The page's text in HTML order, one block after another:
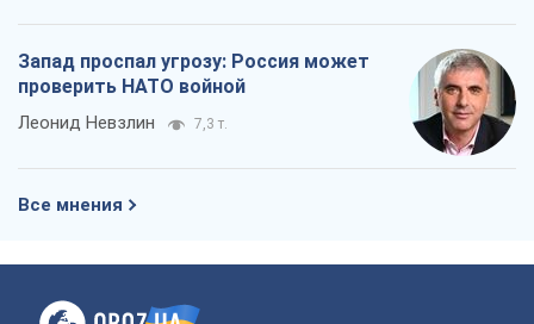
Запад проспал угрозу: Россия может
проверить НАТО войной
Леонид Невзлин 7,3 т.
Все мнения